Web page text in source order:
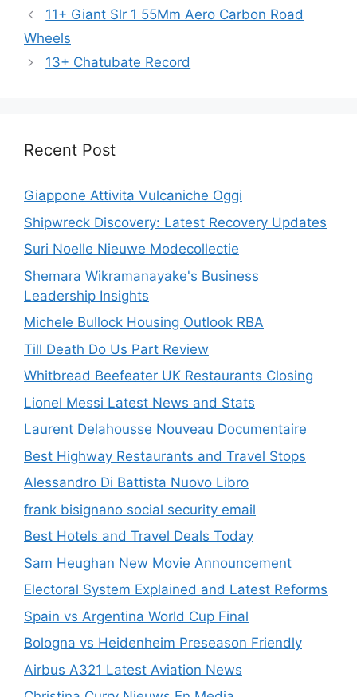
11+ Giant Slr 1 55Mm Aero Carbon Road
Wheels
13+ Chatubate Record
Recent Post
Giappone Attivita Vulcaniche Oggi
Shipwreck Discovery: Latest Recovery Updates
Suri Noelle Nieuwe Modecollectie
Shemara Wikramanayake's Business
Leadership Insights
Michele Bullock Housing Outlook RBA
Till Death Do Us Part Review
Whitbread Beefeater UK Restaurants Closing
Lionel Messi Latest News and Stats
Laurent Delahousse Nouveau Documentaire
Best Highway Restaurants and Travel Stops
Alessandro Di Battista Nuovo Libro
frank bisignano social security email
Best Hotels and Travel Deals Today
Sam Heughan New Movie Announcement
Electoral System Explained and Latest Reforms
Spain vs Argentina World Cup Final
Bologna vs Heidenheim Preseason Friendly
Airbus A321 Latest Aviation News